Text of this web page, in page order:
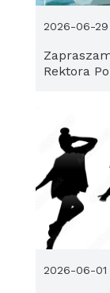
Rektora
2026-06-29
2026-06-01